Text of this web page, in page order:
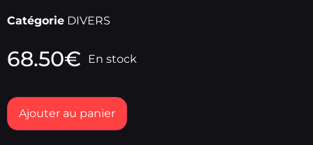
Catégorie DIVERS
68.50€ En stock
Ajouter au panier